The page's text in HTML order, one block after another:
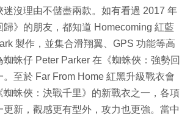
迷沒理由不儲盡兩款。如有看過 2017 年
歸》的朋友，都知道 Homecoming 紅藍
製作，並集合滑翔翼、GPS 功能等高
蛛仔 Peter Parker 在《蜘蛛俠：強勢回
。至於 Far From Home 紅黑升級戰衣會
蜘蛛俠：決戰千里》的新戰衣之一，各項
新，觀感更有型外，攻力也更強。當中